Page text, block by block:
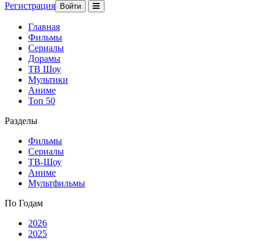
Регистрация Войти
Главная
Фильмы
Сериалы
Дорамы
ТВ Шоу
Мультики
Аниме
Топ 50
Разделы
Фильмы
Сериалы
ТВ-Шоу
Аниме
Мультфильмы
По Годам
2026
2025